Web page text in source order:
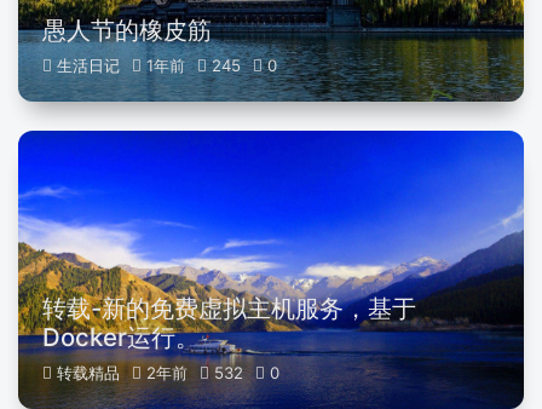
愚人节的橡皮筋
生活日记 1年前 245 0
转载-新的免费虚拟主机服务，基于
Docker运行。
转载精品 2年前 532 0